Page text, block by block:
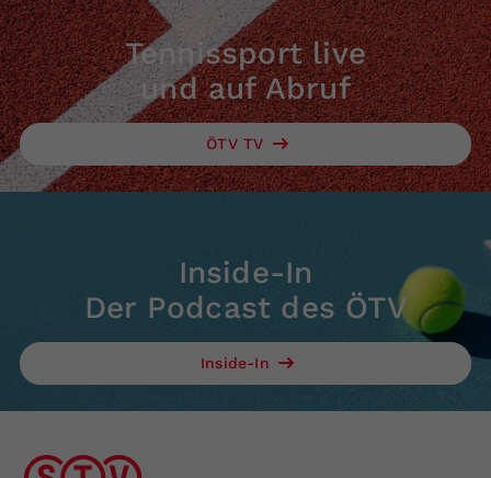
Tennissport live
und auf Abruf
ÖTV TV
Inside-In
Der Podcast des ÖTV
Inside-In